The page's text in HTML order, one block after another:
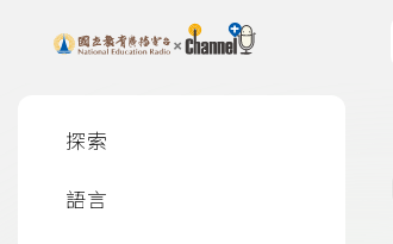
上方功能區塊
探索
語言